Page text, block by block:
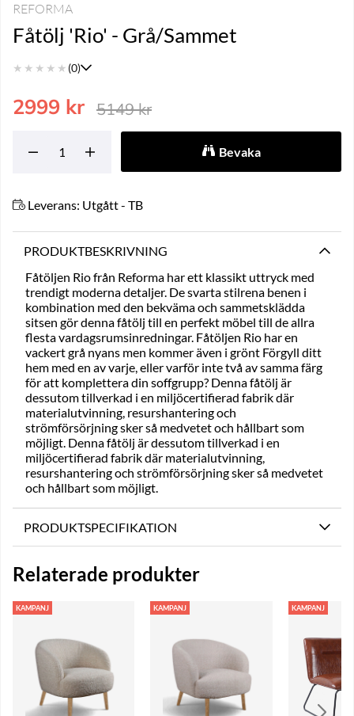
REFORMA
Fåtölj 'Rio' - Grå/Sammet
★ ★ ★ ★ ★ (0)
5149kr
2999 kr
Bevaka
Leverans: Utgått - TB
PRODUKTBESKRIVNING
Fåtöljen Rio från Reforma har ett klassikt uttryck med
trendigt moderna detaljer. De svarta stilrena benen i
kombination med den bekväma och sammetsklädda
sitsen gör denna fåtölj till en perfekt möbel till de allra
flesta vardagsrumsinredningar. Fåtöljen Rio har en
vackert grå nyans men kommer även i grönt Förgyll ditt
hem med en av varje, eller varför inte två av samma färg
för att komplettera din soffgrupp? Denna fåtölj är
dessutom tillverkad i en miljöcertifierad fabrik där
materialutvinning, resurshantering och
strömförsörjning sker så medvetet och hållbart som
möjligt. Denna fåtölj är dessutom tillverkad i en
miljöcertifierad fabrik där materialutvinning,
resurshantering och strömförsörjning sker så medvetet
och hållbart som möjligt.
PRODUKTSPECIFIKATION
Relaterade produkter
KAMPANJ KAMPANJ KAMPANJ